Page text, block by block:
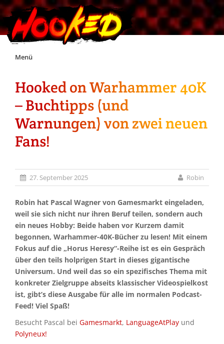
Skip
Menü
Unterstützt Hooked!
Exklusiv für Supporter*innen
Impressum
Jobs
Discord
Hooked on Warhammer 40K
– Buchtipps (und
Warnungen) von zwei neuen
Fans!
27. September 2025 Robin
Robin hat Pascal Wagner von Gamesmarkt eingeladen,
weil sie sich nicht nur ihren Beruf teilen, sondern auch
ein neues Hobby: Beide haben vor Kurzem damit
begonnen, Warhammer-40K-Bücher zu lesen! Mit einem
Fokus auf die „Horus Heresy“-Reihe ist es ein Gespräch
über den teils holprigen Start in dieses gigantische
Universum. Und weil das so ein spezifisches Thema mit
konkreter Zielgruppe abseits klassischer Videospielkost
ist, gibt’s diese Ausgabe für alle im normalen Podcast-
Feed! Viel Spaß!
Besucht Pascal bei Gamesmarkt, LanguageAtPlay und
Polyneux!